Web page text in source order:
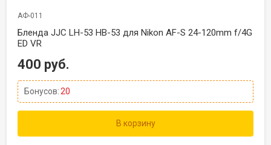
АФ-011
Бленда JJC LH-53 HB-53 для Nikon AF-S 24-120mm f/4G
ED VR
400 руб.
Бонусов:20
В корзину